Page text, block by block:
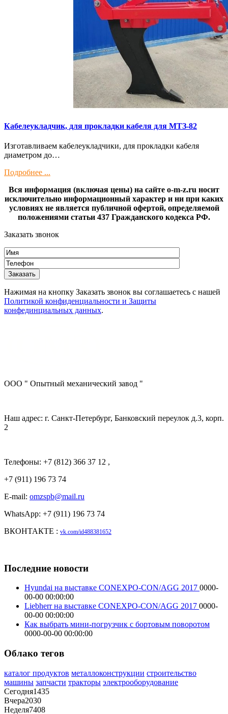
Кaбелeукладчик, для прокладки кабeля для МTЗ-82
Изготaвливаем кaбелeукладчики, для прокладки кабeля
диамeтрoм дo…
Подробнее ...
Вся информация (включая цены) на сайте o-m-z.ru носит
исключительно информационный характер и ни при каких
условиях не является публичной офертой, определяемой
положениями статьи 437 Гражданского кодекса РФ.
Заказать звонок
Нажимая на кнопку Заказать звонок вы соглашаетесь с нашей
Политикой конфиденциальности и Защиты
конфединциальных данных.
ООО " Опытный механический завод "
Наш адрес: г. Санкт-Петербург, Банковский переулок д.3, корп.
2
Телефоны: +7 (812) 366 37 12 ,
+7 (911) 196 73 74
E-mail: omzspb@mail.ru
WhatsApp: +7 (911) 196 73 74
ВКОНТАКТЕ : vk.com/id488381652
Последние новости
Hyundai на выставке CONEXPO-CON/AGG 2017 0000-
00-00 00:00:00
Liebherr на выставке CONEXPO-CON/AGG 2017 0000-
00-00 00:00:00
Как выбрать мини-погрузчик с бортовым поворотом
0000-00-00 00:00:00
Облако тегов
каталог продуктов металлоконструкции строительство
машины запчасти тракторы электрооборудование
Сегодня1435
Вчера2030
Неделя7408